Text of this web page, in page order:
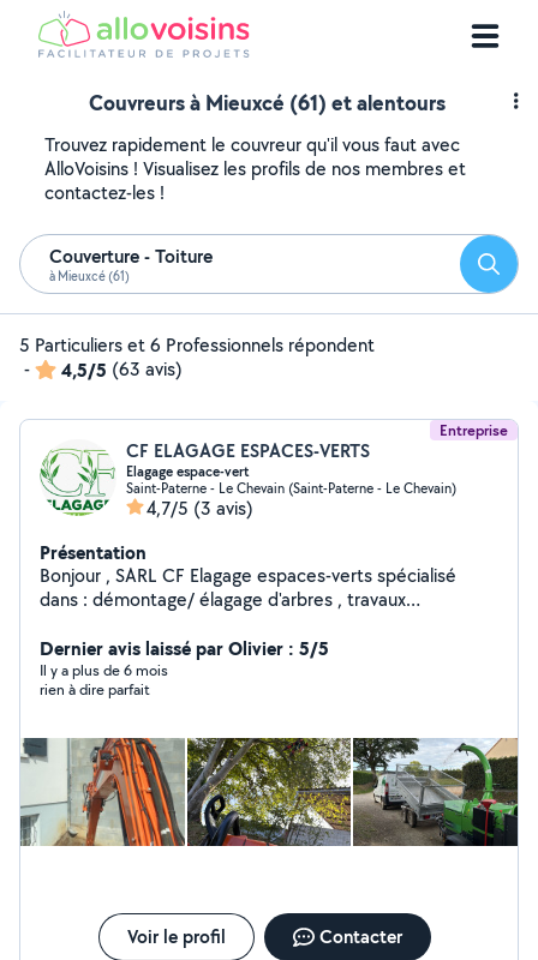
Couvreurs à Mieuxcé (61) et alentours
Trouvez rapidement le couvreur qu'il vous faut avec
AlloVoisins ! Visualisez les profils de nos membres et
contactez-les !
Couverture - Toiture
à Mieuxcé (61)
5 Particuliers et 6 Professionnels répondent
-
4,5/5 (63 avis)
Entreprise
CF ELAGAGE ESPACES-VERTS
Elagage espace-vert
Saint-Paterne - Le Chevain (Saint-Paterne - Le Chevain)
4,7/5 (3 avis)
Présentation
Bonjour , SARL CF Elagage espaces-verts spécialisé
dans : démontage/ élagage d'arbres , travaux
haie et d'arbuste Tonte et entretien de pelouse
Broyage de végétaux , disponible pour la réalisation de
vos demandes , ainsi que de conseils pour mener à bien
espaces verts
Dernier avis laissé par Olivier : 5/5
Il y a plus de 6 mois
rien à dire parfait
Voir le profil Contacter